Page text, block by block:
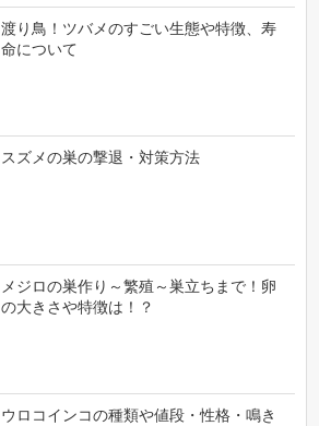
渡り鳥！ツバメのすごい生態や特徴、寿
命について
スズメの巣の撃退・対策方法
メジロの巣作り～繁殖～巣立ちまで！卵
の大きさや特徴は！？
ウロコインコの種類や値段・性格・鳴き